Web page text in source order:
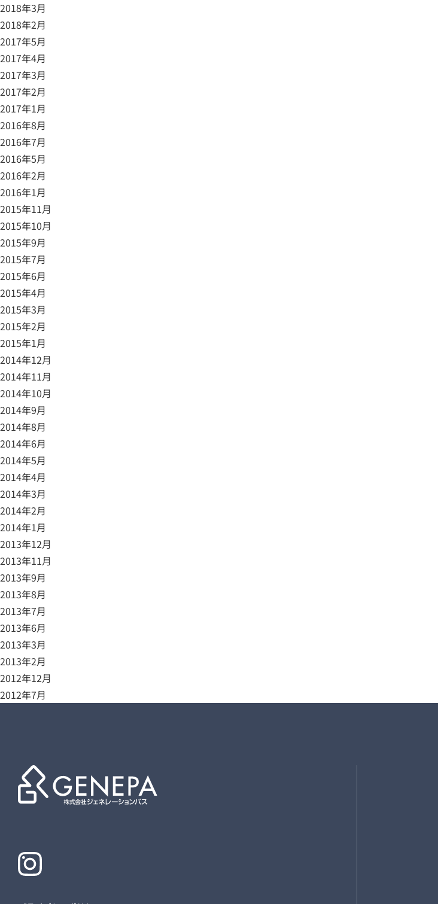
2018年3月
2018年2月
2017年5月
2017年4月
2017年3月
2017年2月
2017年1月
2016年8月
2016年7月
2016年5月
2016年2月
2016年1月
2015年11月
2015年10月
2015年9月
2015年7月
2015年6月
2015年4月
2015年3月
2015年2月
2015年1月
2014年12月
2014年11月
2014年10月
2014年9月
2014年8月
2014年6月
2014年5月
2014年4月
2014年3月
2014年2月
2014年1月
2013年12月
2013年11月
2013年9月
2013年8月
2013年7月
2013年6月
2013年3月
2013年2月
2012年12月
2012年7月